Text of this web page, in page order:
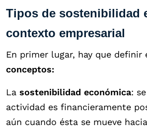
Tipos de sostenibilidad
contexto empresarial
En primer lugar, hay que definir
conceptos:
La sostenibilidad económica:
actividad es financieramente
aún cuando ésta se mueve